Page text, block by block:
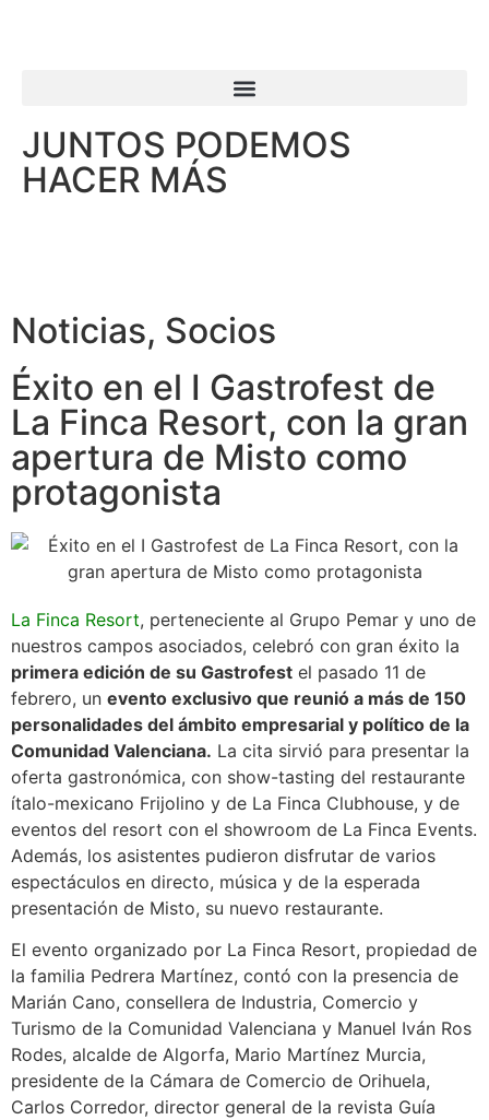
JUNTOS PODEMOS
HACER MÁS
Noticias, Socios
Éxito en el I Gastrofest de
La Finca Resort, con la gran
apertura de Misto como
protagonista
La Finca Resort, perteneciente al Grupo Pemar y uno de
nuestros campos asociados, celebró con gran éxito la
primera edición de su Gastrofest el pasado 11 de
febrero, un evento exclusivo que reunió a más de 150
personalidades del ámbito empresarial y político de la
Comunidad Valenciana. La cita sirvió para presentar la
oferta gastronómica, con show-tasting del restaurante
ítalo-mexicano Frijolino y de La Finca Clubhouse, y de
eventos del resort con el showroom de La Finca Events.
Además, los asistentes pudieron disfrutar de varios
espectáculos en directo, música y de la esperada
presentación de Misto, su nuevo restaurante.
El evento organizado por La Finca Resort, propiedad de
la familia Pedrera Martínez, contó con la presencia de
Marián Cano, consellera de Industria, Comercio y
Turismo de la Comunidad Valenciana y Manuel Iván Ros
Rodes, alcalde de Algorfa, Mario Martínez Murcia,
presidente de la Cámara de Comercio de Orihuela,
Carlos Corredor, director general de la revista Guía